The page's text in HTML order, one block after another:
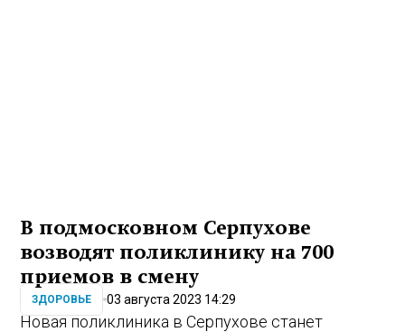
В подмосковном Серпухове
возводят поликлинику на 700
приемов в смену
ЗДОРОВЬЕ 03 августа 2023 14:29
Новая поликлиника в Серпухове станет